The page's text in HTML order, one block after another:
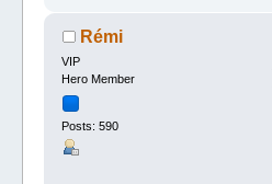
Rémi
VIP
Hero Member
Posts: 590